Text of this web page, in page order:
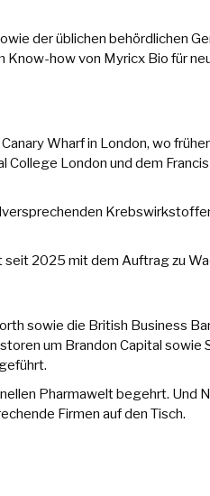
der üblichen behördlichen
Know-how von Myricx Bio für
Wharf in London, wo
London und dem
2025 mit dem Auftrag zu
sowie die British Business
um Brandon Capital sowie
Pharmawelt begehrt. Und
Firmen auf den Tisch.